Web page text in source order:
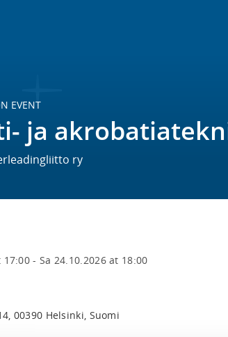
EVENT
ja
ry
17:00 - Sa 24.10.2026 at 18:00
00390 Helsinki, Suomi